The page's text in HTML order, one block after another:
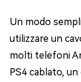
Un modo
utilizzare un
molti telefoni
PS4 cablato, un